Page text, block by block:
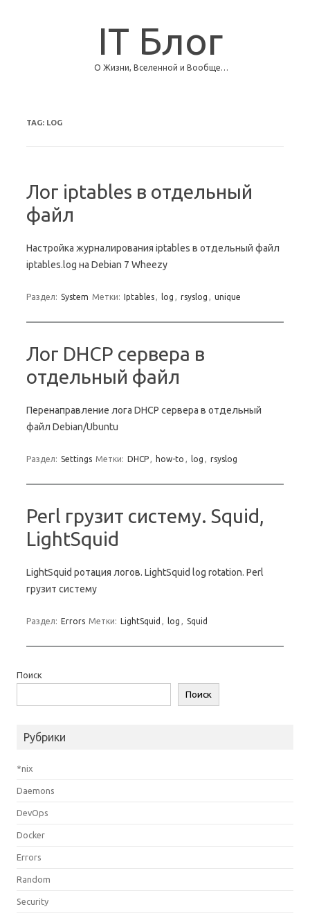
IT Блог
О Жизни, Вселенной и Вообще…
TAG: LOG
Лог iptables в отдельный
файл
Настройка журналирования iptables в отдельный файл
iptables.log на Debian 7 Wheezy
Раздел: System Метки: Iptables, log , rsyslog , unique
Лог DHCP сервера в
отдельный файл
Перенаправление лога DHCP сервера в отдельный
файл Debian/Ubuntu
Раздел: Settings Метки: DHCP, how-to , log , rsyslog
Perl грузит систему. Squid,
LightSquid
LightSquid ротация логов. LightSquid log rotation. Perl
грузит систему
Раздел: Errors Метки: LightSquid , log , Squid
Поиск
Поиск
Рубрики
*nix
Daemons
DevOps
Docker
Errors
Random
Security